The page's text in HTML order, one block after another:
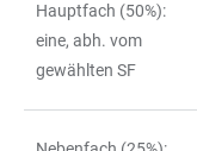
TABLE
Hauptfach (50%):
eine, abh. vom
gewählten SF